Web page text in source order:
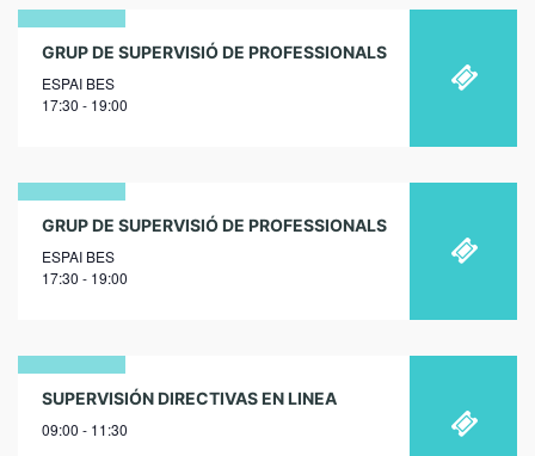
25
novembre
2026
GRUP DE SUPERVISIÓ DE PROFESSIONALS
ESPAI BES
17:30 - 19:00
16
desembre
2026
GRUP DE SUPERVISIÓ DE PROFESSIONALS
ESPAI BES
17:30 - 19:00
01
desembre
SUPERVISIÓN DIRECTIVAS EN LINEA
09:00 - 11:30